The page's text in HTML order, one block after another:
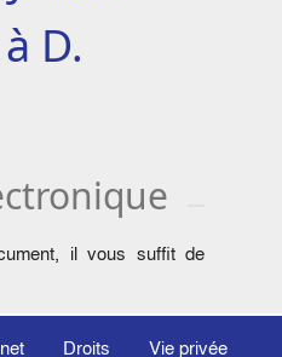
D.
il vous suffit de
Droits Vie privée